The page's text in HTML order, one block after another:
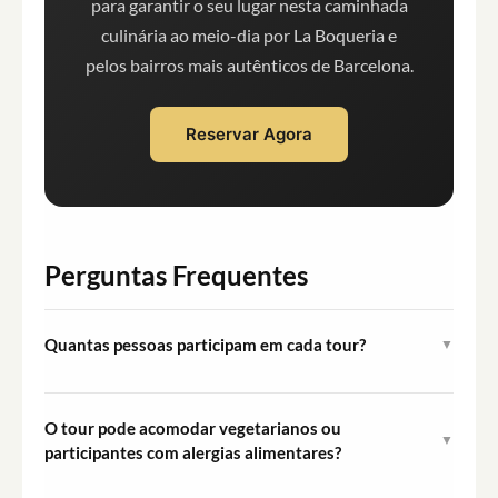
para garantir o seu lugar nesta caminhada
culinária ao meio-dia por La Boqueria e
pelos bairros mais autênticos de Barcelona.
Reservar Agora
Perguntas Frequentes
Quantas pessoas participam em cada tour? ▼
pessoal ao longo de todo o percurso.
O tour pode acomodar vegetarianos ou
participantes com alergias alimentares?
▼